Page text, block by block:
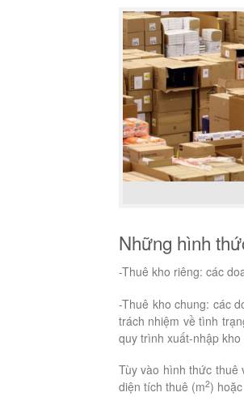
Những hình
-Thuê kho riêng: các
-Thuê kho chung: các
trách nhiệm về tình
quy trình xuất-nhập
Tùy vào hình thức thuê
diện tích thuê (m2)